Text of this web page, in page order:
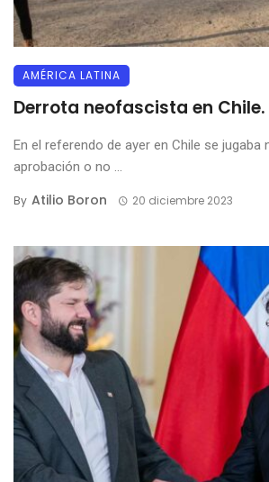
AMÉRICA LATINA
Derrota neofascista en
En el referendo de ayer en Chile se jugaba
aprobación o no ...
By Atilio Boron 20 diciembre 2023